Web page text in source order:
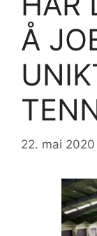
Å
22. mai 2020